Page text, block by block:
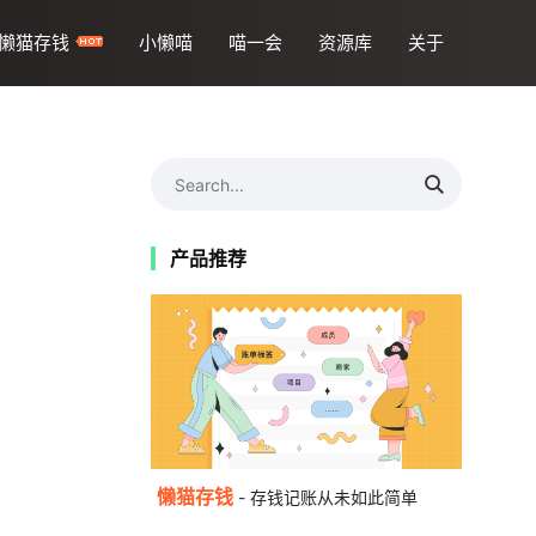
猫存钱 小懒喵 喵一会 资源库 关于
产品推荐
懒猫存钱 - 存钱记账从未如此简单